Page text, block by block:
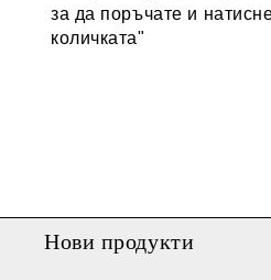
за да поръчате и
количката"
Нови продукти